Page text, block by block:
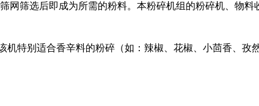
网筛选后即成为所需的粉料。本粉碎机组的粉碎机、物料
机特别适合香辛料的粉碎（如：辣椒、花椒、小茴香、孜